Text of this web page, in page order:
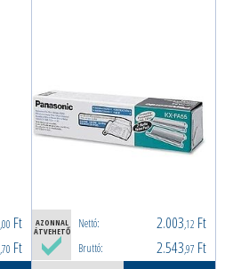
,00 Ft
,70 Ft
AZONNAL
ÁTVEHETŐ
Nettó: 2.003,12 Ft
Bruttó: 2.543,97 Ft